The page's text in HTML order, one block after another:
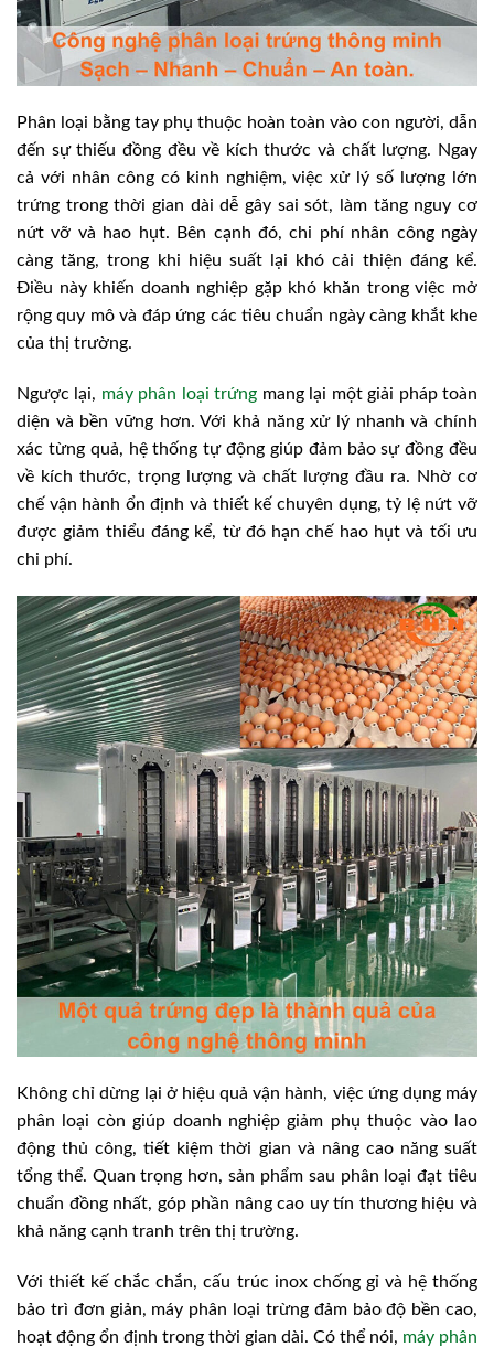
Phân loại bằng tay phụ thuộc hoàn toàn vào con người, dẫn
đến sự thiếu đồng đều về kích thước và chất lượng. Ngay
cả với nhân công có kinh nghiệm, việc xử lý số lượng lớn
trứng trong thời gian dài dễ gây sai sót, làm tăng nguy cơ
nứt vỡ và hao hụt. Bên cạnh đó, chi phí nhân công ngày
càng tăng, trong khi hiệu suất lại khó cải thiện đáng kể.
Điều này khiến doanh nghiệp gặp khó khăn trong việc mở
rộng quy mô và đáp ứng các tiêu chuẩn ngày càng khắt khe
của thị trường.
Ngược lại, máy phân loại trứng mang lại một giải pháp toàn
diện và bền vững hơn. Với khả năng xử lý nhanh và chính
xác từng quả, hệ thống tự động giúp đảm bảo sự đồng đều
về kích thước, trọng lượng và chất lượng đầu ra. Nhờ cơ
chế vận hành ổn định và thiết kế chuyên dụng, tỷ lệ nứt vỡ
được giảm thiểu đáng kể, từ đó hạn chế hao hụt và tối ưu
chi phí.
Không chỉ dừng lại ở hiệu quả vận hành, việc ứng dụng máy
phân loại còn giúp doanh nghiệp giảm phụ thuộc vào lao
động thủ công, tiết kiệm thời gian và nâng cao năng suất
tổng thể. Quan trọng hơn, sản phẩm sau phân loại đạt tiêu
chuẩn đồng nhất, góp phần nâng cao uy tín thương hiệu và
khả năng cạnh tranh trên thị trường.
Với thiết kế chắc chắn, cấu trúc inox chống gỉ và hệ thống
bảo trì đơn giản, máy phân loại trừng đảm bảo độ bền cao,
hoạt động ổn định trong thời gian dài. Có thể nói, máy phân